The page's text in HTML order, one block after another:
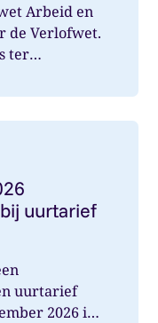
Arbeid en
de Verlofwet.
ter
uurtarief
uurtarief
2026 in